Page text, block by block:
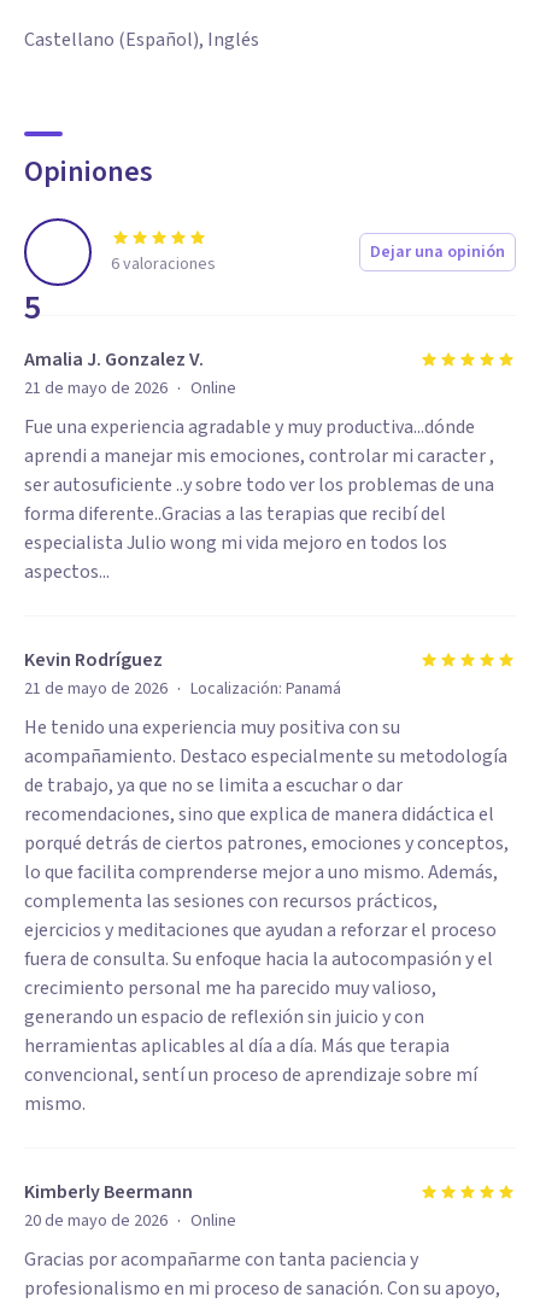
Mi objetivo es ayudarte no solo a reducir el sufrimiento, sino
Castellano (Español), Inglés
Opiniones
5
6valoraciones Dejar una opinión
Amalia J. Gonzalez V.
21 de mayo de 2026 · Online
Fue una experiencia agradable y muy productiva...dónde
aprendi a manejar mis emociones, controlar mi caracter ,
ser autosuficiente ..y sobre todo ver los problemas de una
forma diferente..Gracias a las terapias que recibí del
especialista Julio wong mi vida mejoro en todos los
aspectos...
Kevin Rodríguez
21 de mayo de 2026 · Localización: Panamá
He tenido una experiencia muy positiva con su
acompañamiento. Destaco especialmente su metodología
de trabajo, ya que no se limita a escuchar o dar
recomendaciones, sino que explica de manera didáctica el
porqué detrás de ciertos patrones, emociones y conceptos,
lo que facilita comprenderse mejor a uno mismo. Además,
complementa las sesiones con recursos prácticos,
ejercicios y meditaciones que ayudan a reforzar el proceso
fuera de consulta. Su enfoque hacia la autocompasión y el
crecimiento personal me ha parecido muy valioso,
generando un espacio de reflexión sin juicio y con
herramientas aplicables al día a día. Más que terapia
convencional, sentí un proceso de aprendizaje sobre mí
mismo.
Kimberly Beermann
20 de mayo de 2026 · Online
Gracias por acompañarme con tanta paciencia y
profesionalismo en mi proceso de sanación. Con su apoyo,